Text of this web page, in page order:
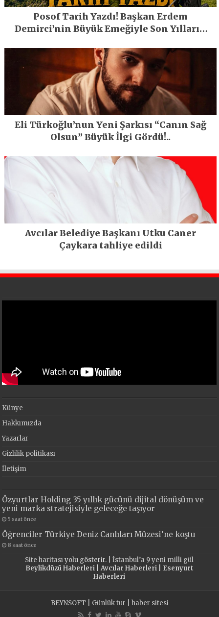
Posof Tarih Yazdı! Başkan Erdem
Demirci’nin Büyük Emeğiyle Son Yılların
Eli Türkoğlu’nun Yeni Şarkısı “Canın Sağ
Olsun” Büyük İlgi Gördü!..
Avcılar Belediye Başkanı Utku Caner
Çaykara tahliye edildi
Künye
Hakkımızda
Yazarlar
Gizlilik politikası
İletişim
Özyurtlar Holding 35 yıllık gücünü dijital dönüşüm ve
yeni marka stratejisiyle geleceğe taşıyor
5 saat önce
Öğrenciler Türkiye Deniz Canlıları Müzesi’ne koştu
8 saat önce
Site haritasıyolu gösterir. |İstanbul’a 9 yeni milli gül
Beylikdüzü Haberleri| Avcılar Haberleri| Esenyurt
Haberleri
BEYNSOFT Günlük tur haber sitesi